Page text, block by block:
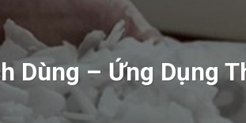
Dùng – Ứng Dụng